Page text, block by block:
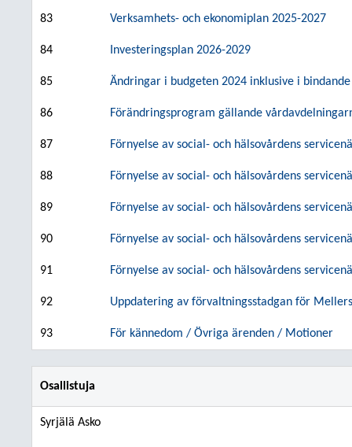
83 Verksamhets- och ekonomiplan 2025-2027
84 Investeringsplan 2026-2029
85 Ändringar i budgeten 2024 inklusive i
86 Förändringsprogram gällande
87 Förnyelse av social- och hälsovårdens
88 Förnyelse av social- och hälsovårdens
89 Förnyelse av social- och hälsovårdens
90 Förnyelse av social- och hälsovårdens
91 Förnyelse av social- och hälsovårdens
92 Uppdatering av förvaltningsstadgan för
93 För kännedom / Övriga ärenden / Motioner
Osallistuja
Syrjälä Asko